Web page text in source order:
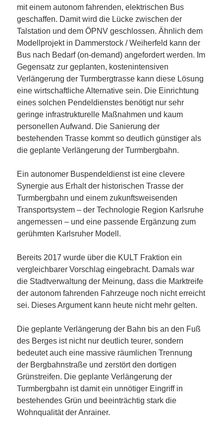
mit einem autonom fahrenden, elektrischen Bus
geschaffen. Damit wird die Lücke zwischen der
Talstation und dem ÖPNV geschlossen. Ähnlich dem
Modellprojekt in Dammerstock / Weiherfeld kann der
Bus nach Bedarf (on-demand) angefordert werden. Im
Gegensatz zur geplanten, kostenintensiven
Verlängerung der Turmbergtrasse kann diese Lösung
eine wirtschaftliche Alternative sein. Die Einrichtung
eines solchen Pendeldienstes benötigt nur sehr
geringe infrastrukturelle Maßnahmen und kaum
personellen Aufwand. Die Sanierung der
bestehenden Trasse kommt so deutlich günstiger als
die geplante Verlängerung der Turmbergbahn.
Ein autonomer Buspendeldienst ist eine clevere
Synergie aus Erhalt der historischen Trasse der
Turmbergbahn und einem zukunftsweisenden
Transportsystem – der Technologie Region Karlsruhe
angemessen – und eine passende Ergänzung zum
gerühmten Karlsruher Modell.
Bereits 2017 wurde über die KULT Fraktion ein
vergleichbarer Vorschlag eingebracht. Damals war
die Stadtverwaltung der Meinung, dass die Marktreife
der autonom fahrenden Fahrzeuge noch nicht erreicht
sei. Dieses Argument kann heute nicht mehr gelten.
Die geplante Verlängerung der Bahn bis an den Fuß
des Berges ist nicht nur deutlich teurer, sondern
bedeutet auch eine massive räumlichen Trennung
der Bergbahnstraße und zerstört den dortigen
Grünstreifen. Die geplante Verlängerung der
Turmbergbahn ist damit ein unnötiger Eingriff in
bestehendes Grün und beeinträchtig stark die
Wohnqualität der Anrainer.